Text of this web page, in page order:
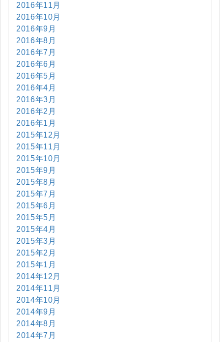
2016年11月
2016年10月
2016年9月
2016年8月
2016年7月
2016年6月
2016年5月
2016年4月
2016年3月
2016年2月
2016年1月
2015年12月
2015年11月
2015年10月
2015年9月
2015年8月
2015年7月
2015年6月
2015年5月
2015年4月
2015年3月
2015年2月
2015年1月
2014年12月
2014年11月
2014年10月
2014年9月
2014年8月
2014年7月